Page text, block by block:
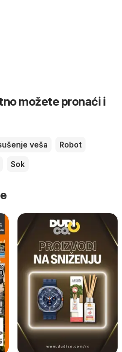
možete pronaći i
veša
Robot
Sok